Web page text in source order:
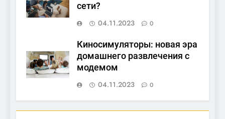
сети?
04.11.2023
0
Киносимуляторы: новая эра
домашнего развлечения с
модемом
04.11.2023
0